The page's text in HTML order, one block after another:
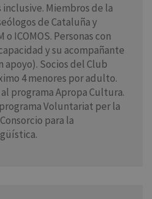
inclusive. Miembros de la
de Cataluña y
o ICOMOS. Personas con
y su acompañante
apoyo). Socios del Club
4 menores por adulto.
programa Apropa Cultura.
Voluntariat per la
para la